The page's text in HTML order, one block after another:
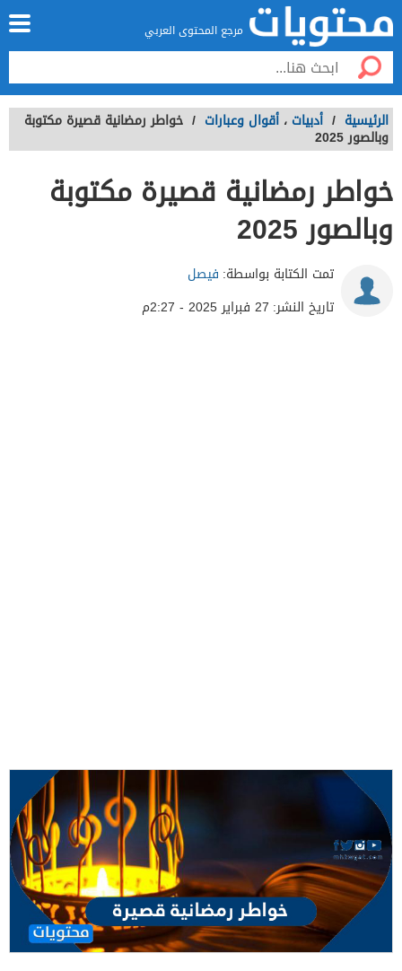
مرجع المحتوى العربي
الرئيسية / أدبيات ، أقوال وعبارات / خواطر رمضانية قصيرة مكتوبة
وبالصور 2025
خواطر رمضانية قصيرة مكتوبة
وبالصور 2025
تمت الكتابة بواسطة: فيصل
تاريخ النشر: 27 فبراير 2025 - 2:27م